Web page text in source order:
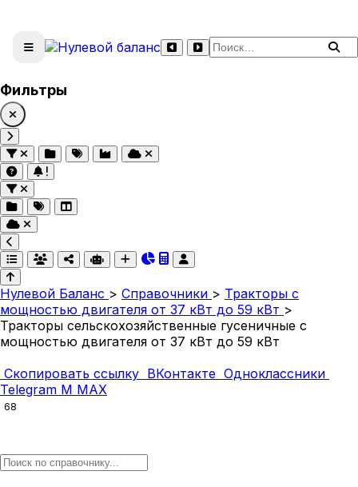
Поиск по сайту
Фильтры
Нулевой Баланс > Справочники > Тракторы с
мощностью двигателя от 37 кВт до 59 кВт >
Тракторы сельскохозяйственные гусеничные с
мощностью двигателя от 37 кВт до 59 кВт
Скопировать ссылку ВКонтакте Одноклассники
Telegram M MAX
68